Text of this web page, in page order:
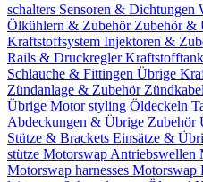
schalters Sensoren & Dichtungen
Ölkühlern & Zubehör Zubehör &
Kraftstoffsystem Injektoren &
Rails & Druckregler
Schlauche & Fittingen Übrige
Zündanlage & Zubehör
Übrige Motor styling Öldeckeln
Abdeckungen & Übrige Zubehör
Stütze & Brackets Einsätze &
stütze Motorswap Antriebswellen
Motorswap harnesses Motorswap